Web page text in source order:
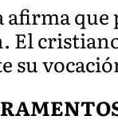
afirma que
El
su